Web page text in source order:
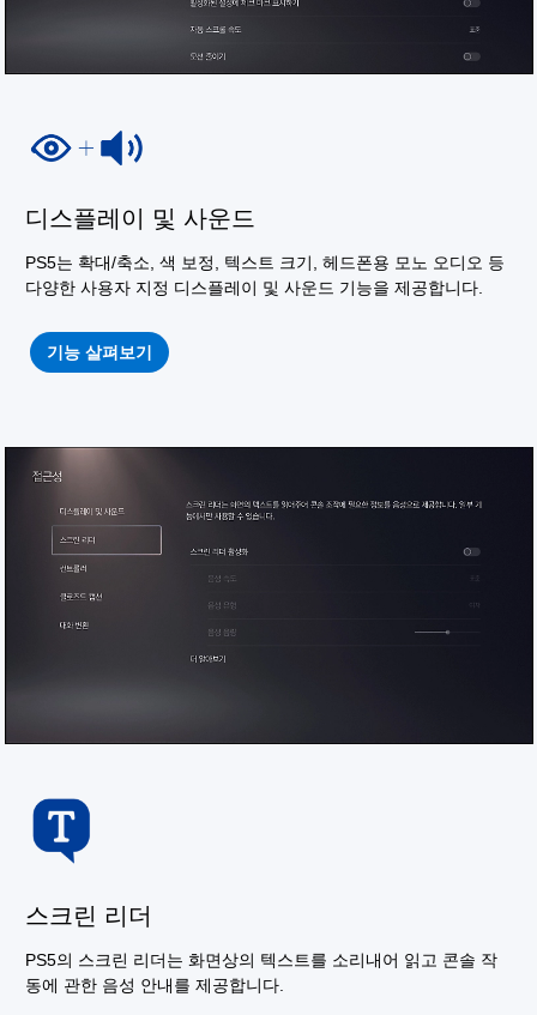
디스플레이 및 사운드
PS5는 확대/축소, 색 보정, 텍스트 크기, 헤드폰용 모노 오디오 등
다양한 사용자 지정 디스플레이 및 사운드 기능을 제공합니다.
기능 살펴보기
스크린 리더
PS5의 스크린 리더는 화면상의 텍스트를 소리내어 읽고 콘솔 작
동에 관한 음성 안내를 제공합니다.